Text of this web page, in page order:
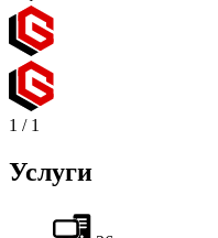
1 / 1
Услуги